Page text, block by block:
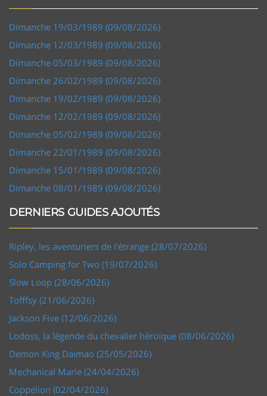
Dimanche 19/03/1989 (09/08/2026)
Dimanche 12/03/1989 (09/08/2026)
Dimanche 05/03/1989 (09/08/2026)
Dimanche 26/02/1989 (09/08/2026)
Dimanche 19/02/1989 (09/08/2026)
Dimanche 12/02/1989 (09/08/2026)
Dimanche 05/02/1989 (09/08/2026)
Dimanche 22/01/1989 (09/08/2026)
Dimanche 15/01/1989 (09/08/2026)
Dimanche 08/01/1989 (09/08/2026)
DERNIERS GUIDES AJOUTÉS
Ripley, les aventuriers de l'étrange (28/07/2026)
Solo Camping for Two (19/07/2026)
Slow Loop (28/06/2026)
Tofffsy (21/06/2026)
Jackson Five (12/06/2026)
Lodoss, la légende du chevalier héroïque (08/06/2026)
Demon King Daimao (25/05/2026)
Mechanical Marie (24/04/2026)
Coppelion (02/04/2026)